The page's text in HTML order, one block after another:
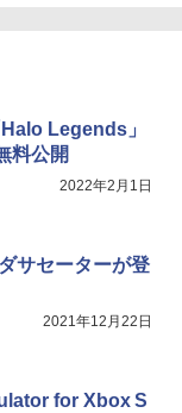
Legends」
料公開
2022年2月1日
サセーターが登
2021年12月22日
for Xbox S